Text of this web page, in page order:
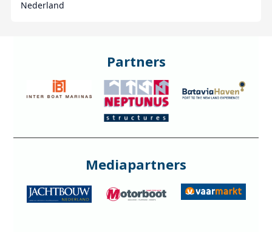
Nederland
Partners
Mediapartners